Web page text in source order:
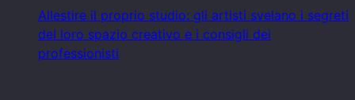
Allestire il proprio studio: gli artisti svelano i segreti
del loro spazio creativo e i consigli dei
professionisti